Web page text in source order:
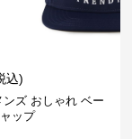
込)
ンズ おしゃれ ベー
ップ